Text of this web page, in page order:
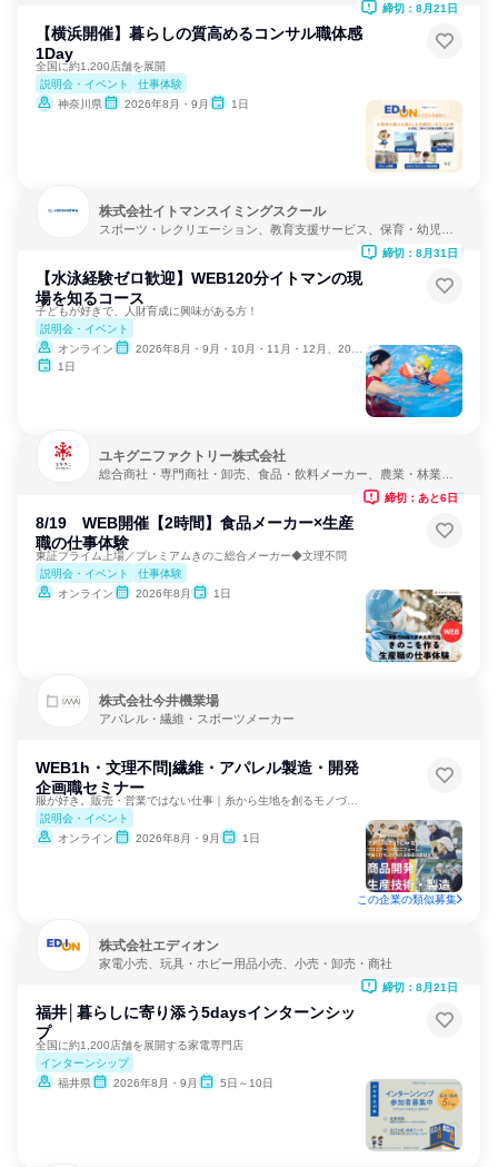
【横浜開催】暮らしの質高めるコンサル職体感
1Day
全国に約1,200店舗を展開
説明会・イベント
仕事体験
神奈川県
2026年8月・9月 1日
締切：8月21日
株式会社イトマンスイミングスクール
スポーツ・レクリエーション、教育支援サービス、保育・幼児教
【水泳経験ゼロ歓迎】WEB120分イトマンの現
場を知るコース
子どもが好きで、人財育成に興味がある方！
説明会・イベント
オンライン
2026年8月・9月・10月・11月・12月、2027年1月
1日
締切：8月31日
ユキグニファクトリー株式会社
総合商社・専門商社・卸売、食品・飲料メーカー、農業・林業・
8/19 WEB開催【2時間】食品メーカー×生産
職の仕事体験
東証プライム上場／プレミアムきのこ総合メーカー◆文理不問
説明会・イベント
仕事体験
オンライン
2026年8月 1日
締切：あと6日
株式会社今井機業場
アパレル・繊維・スポーツメーカー
WEB1h・文理不問|繊維・アパレル製造・開発
企画職セミナー
説明会・イベント
オンライン
2026年8月・9月 1日
この企業の類似募集
株式会社エディオン
家電小売、玩具・ホビー用品小売、小売・卸売・商社
福井│暮らしに寄り添う5daysインターンシッ
プ
全国に約1,200店舗を展開する家電専門店
インターンシップ
福井県
2026年8月・9月 5日～10日
締切：8月21日